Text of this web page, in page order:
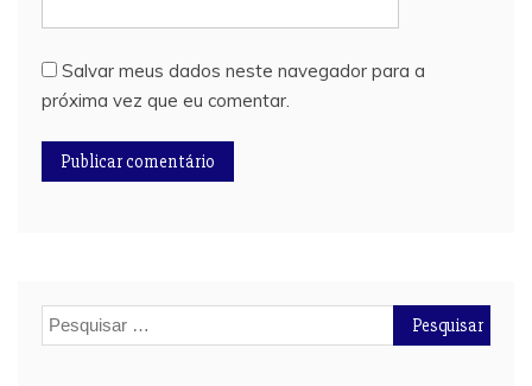
Salvar meus dados neste navegador para a
próxima vez que eu comentar.
Pesquisar
por: